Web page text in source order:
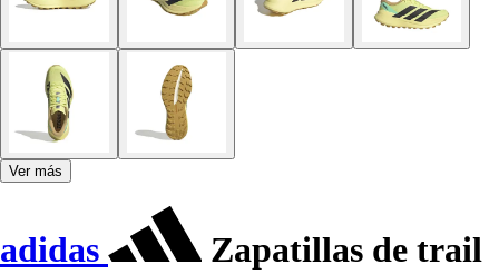
Ver más
adidas
Zapatillas de trail